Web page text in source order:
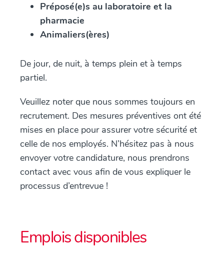
Préposé(e)s au laboratoire et la
pharmacie
Animaliers(ères)
De jour, de nuit, à temps plein et à temps
partiel.
Veuillez noter que nous sommes toujours en
recrutement. Des mesures préventives ont été
mises en place pour assurer votre sécurité et
celle de nos employés. N’hésitez pas à nous
envoyer votre candidature, nous prendrons
contact avec vous afin de vous expliquer le
processus d’entrevue !
Emplois disponibles